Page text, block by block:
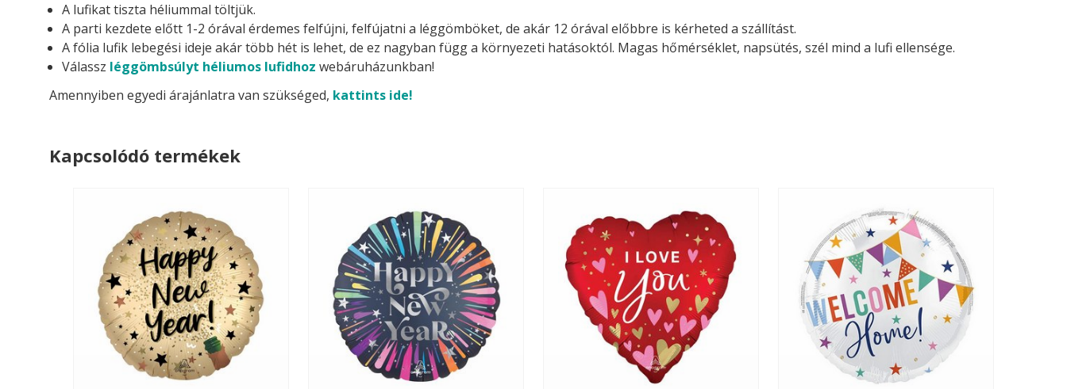
A lufikat tiszta héliummal töltjük.
A parti kezdete előtt 1-2 órával érdemes felfújni, felfújatni a léggömböket, de akár 12 órával előbbre is kérheted a szállítást.
A fólia lufik lebegési ideje akár több hét is lehet, de ez nagyban függ a környezeti hatásoktól. Magas hőmérséklet, napsütés, szél mind a lufi ellensége.
Válassz léggömbsúlyt héliumos lufidhoz webáruházunkban!
Amennyiben egyedi árajánlatra van szükséged, kattints ide!
Kapcsolódó termékek